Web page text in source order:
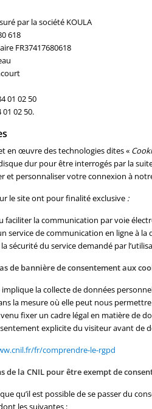
par la société KOULA
618
FR37417680618
01 02 50
01 02 50.
en œuvre des technologies dites «
dur pour être interrogés par la
et personnaliser votre connexion à
le site ont pour finalité exclusive :
faciliter la communication par voie
service de communication en ligne à la
sécurité du service demandé par
de bannière de consentement aux
implique la collecte de données
la mesure où elle peut nous
venu fixer un cadre légal en matière de
explicite du visiteur avant de
fr/comprendre-le-rgpd
de la CNIL pour être exempt de
qu’il est possible de se passer du
les suivantes :